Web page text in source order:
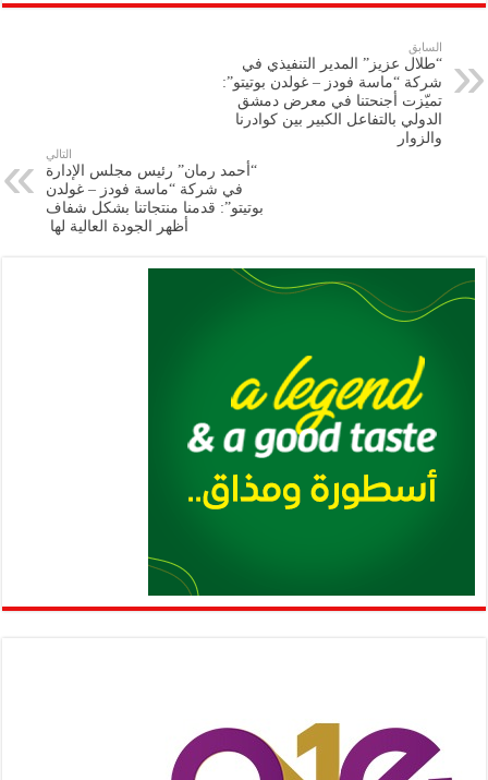
p
y
Li
n
k
eb
k
tt
nt
at
A
p
p
gr
ai
ar
السابق
“طلال عزيز” المدير التنفيذي في
شركة “ماسة فودز – غولدن بوتيتو”:
تميّزت أجنحتنا في معرض دمشق
الدولي بالتفاعل الكبير بين كوادرنا
والزوار
التالي
“أحمد رمان” رئيس مجلس الإدارة
في شركة “ماسة فودز – غولدن
بوتيتو”: قدمنا منتجاتنا بشكل شفاف
أظهر الجودة العالية لها